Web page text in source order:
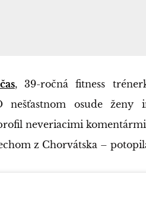
, 39-ročná fitness
nešťastnom osude ženy
neveriacimi
z Chorvátska –